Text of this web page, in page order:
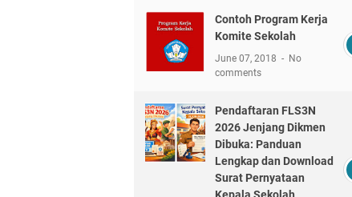
Contoh Program Kerja
Komite Sekolah
June 07, 2018
No
comments
Pendaftaran FLS3N
2026 Jenjang Dikmen
Dibuka: Panduan
Lengkap dan Download
Surat Pernyataan